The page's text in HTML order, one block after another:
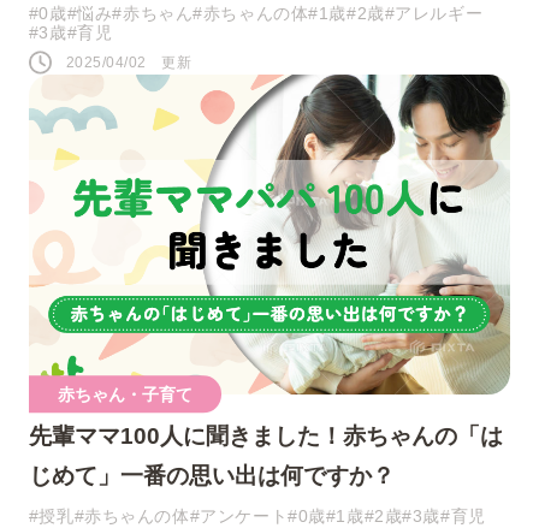
#0歳#悩み#赤ちゃん#赤ちゃんの体#1歳#2歳#アレルギー
#3歳#育児
2025/04/02 更新
赤ちゃん・子育て
先輩ママ100人に聞きました！赤ちゃんの「は
じめて」一番の思い出は何ですか？
#授乳#赤ちゃんの体#アンケート#0歳#1歳#2歳#3歳#育児